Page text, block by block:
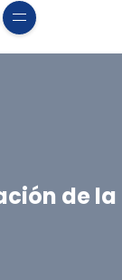
de la